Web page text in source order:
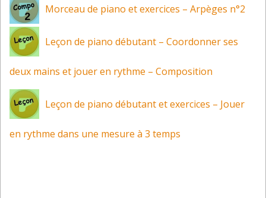
Morceau de piano et exercices – Arpèges n°2
Leçon de piano débutant – Coordonner ses
deux mains et jouer en rythme – Composition
Leçon de piano débutant et exercices – Jouer
en rythme dans une mesure à 3 temps